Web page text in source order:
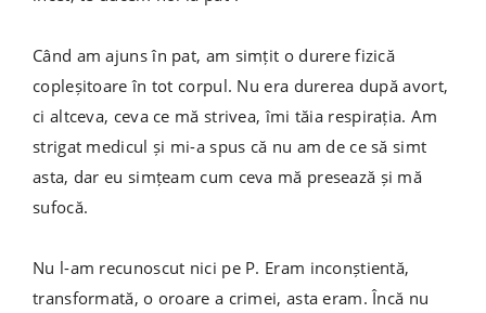
Când am ajuns în pat, am simțit o durere fizică
copleșitoare în tot corpul. Nu era durerea după avort,
ci altceva, ceva ce mă strivea, îmi tăia respirația. Am
strigat medicul și mi-a spus că nu am de ce să simt
asta, dar eu simțeam cum ceva mă presează și mă
sufocă.
Nu l-am recunoscut nici pe P. Eram inconștientă,
transformată, o oroare a crimei, asta eram. Încă nu